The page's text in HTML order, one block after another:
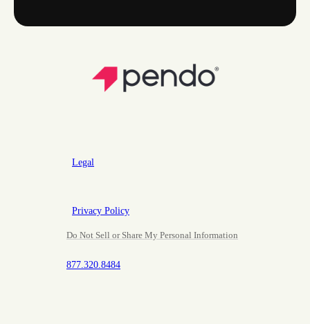
Legal
Privacy Policy
Do Not Sell or Share My Personal Information
877.320.8484